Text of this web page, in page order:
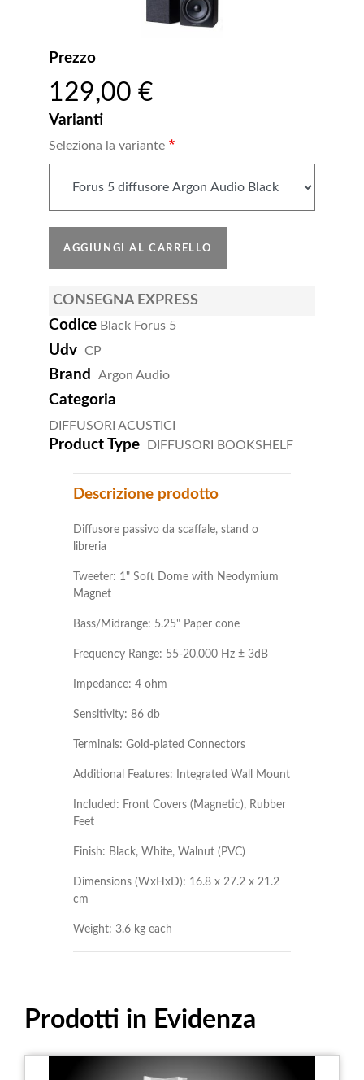
Prezzo
129,00 €
Varianti
Seleziona la variante
CONSEGNA EXPRESS
Codice Black Forus 5
Udv CP
Brand Argon Audio
Categoria
DIFFUSORI ACUSTICI
Product Type DIFFUSORI BOOKSHELF
Descrizione prodotto
Diffusore passivo da scaffale, stand o
libreria
Tweeter: 1" Soft Dome with Neodymium
Magnet
Bass/Midrange: 5.25" Paper cone
Frequency Range: 55-20.000 Hz ± 3dB
Impedance: 4 ohm
Sensitivity: 86 db
Terminals: Gold-plated Connectors
Additional Features: Integrated Wall Mount
Included: Front Covers (Magnetic), Rubber
Feet
Finish: Black, White, Walnut (PVC)
Dimensions (WxHxD): 16.8 x 27.2 x 21.2
cm
Weight: 3.6 kg each
Prodotti in Evidenza